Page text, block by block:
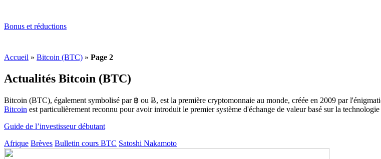
Bonus et réductions
Accueil » Bitcoin (BTC) » Page 2
Actualités Bitcoin (BTC)
Bitcoin (BTC), également symbolisé par ฿ ou Ƀ, est la première cryptomonnaie au monde, créée en 2009 par
Bitcoin est particulièrement reconnu pour avoir introduit le premier système d'échange de valeur basé sur la
Guide de l’investisseur débutant
Afrique Brèves Bulletin cours BTC Satoshi Nakamoto